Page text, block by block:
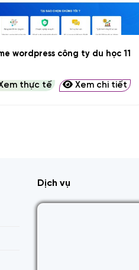
wordpress công ty du học 11
thực tế Xem chi tiết
Dịch vụ